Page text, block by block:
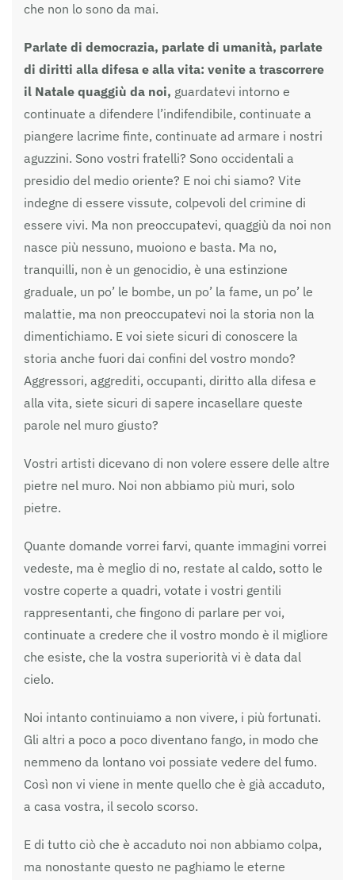
che non lo sono da mai.
Parlate di democrazia, parlate di umanità, parlate
di diritti alla difesa e alla vita: venite a trascorrere
il Natale quaggiù da noi, guardatevi intorno e
continuate a difendere l’indifendibile, continuate a
piangere lacrime finte, continuate ad armare i nostri
aguzzini. Sono vostri fratelli? Sono occidentali a
presidio del medio oriente? E noi chi siamo? Vite
indegne di essere vissute, colpevoli del crimine di
essere vivi. Ma non preoccupatevi, quaggiù da noi non
nasce più nessuno, muoiono e basta. Ma no,
tranquilli, non è un genocidio, è una estinzione
graduale, un po’ le bombe, un po’ la fame, un po’ le
malattie, ma non preoccupatevi noi la storia non la
dimentichiamo. E voi siete sicuri di conoscere la
storia anche fuori dai confini del vostro mondo?
Aggressori, aggrediti, occupanti, diritto alla difesa e
alla vita, siete sicuri di sapere incasellare queste
parole nel muro giusto?
Vostri artisti dicevano di non volere essere delle altre
pietre nel muro. Noi non abbiamo più muri, solo
pietre.
Quante domande vorrei farvi, quante immagini vorrei
vedeste, ma è meglio di no, restate al caldo, sotto le
vostre coperte a quadri, votate i vostri gentili
rappresentanti, che fingono di parlare per voi,
continuate a credere che il vostro mondo è il migliore
che esiste, che la vostra superiorità vi è data dal
cielo.
Noi intanto continuiamo a non vivere, i più fortunati.
Gli altri a poco a poco diventano fango, in modo che
nemmeno da lontano voi possiate vedere del fumo.
Così non vi viene in mente quello che è già accaduto,
a casa vostra, il secolo scorso.
E di tutto ciò che è accaduto noi non abbiamo colpa,
ma nonostante questo ne paghiamo le eterne